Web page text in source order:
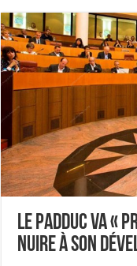
Le Padduc va «
nuire à son